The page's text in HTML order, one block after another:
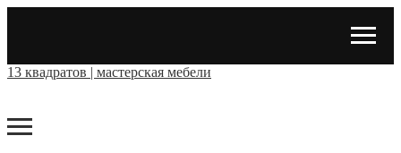
13 квадратов | мастерская мебели